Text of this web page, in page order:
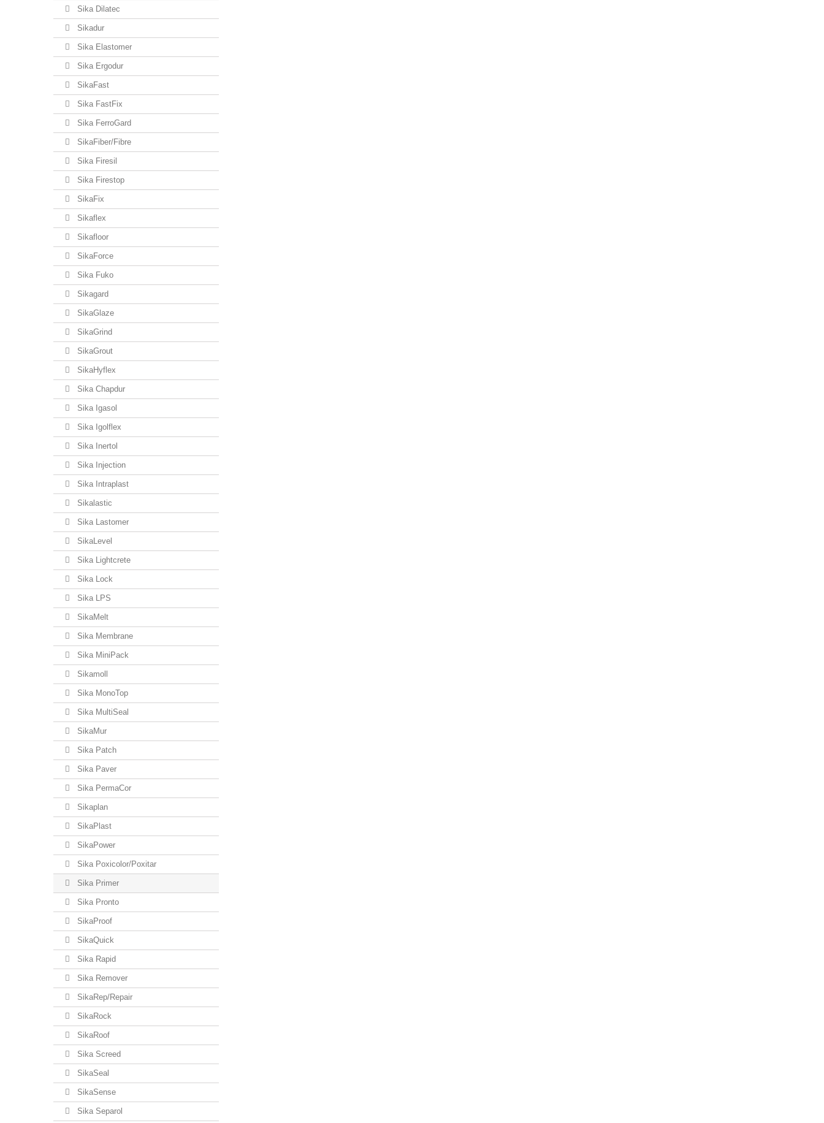
Sika Dilatec
Sikadur
Sika Elastomer
Sika Ergodur
SikaFast
Sika FastFix
Sika FerroGard
SikaFiber/Fibre
Sika Firesil
Sika Firestop
SikaFix
Sikaflex
Sikafloor
SikaForce
Sika Fuko
Sikagard
SikaGlaze
SikaGrind
SikaGrout
SikaHyflex
Sika Chapdur
Sika Igasol
Sika Igolflex
Sika Inertol
Sika Injection
Sika Intraplast
Sikalastic
Sika Lastomer
SikaLevel
Sika Lightcrete
Sika Lock
Sika LPS
SikaMelt
Sika Membrane
Sika MiniPack
Sikamoll
Sika MonoTop
Sika MultiSeal
SikaMur
Sika Patch
Sika Paver
Sika PermaCor
Sikaplan
SikaPlast
SikaPower
Sika Poxicolor/Poxitar
Sika Primer
Sika Pronto
SikaProof
SikaQuick
Sika Rapid
Sika Remover
SikaRep/Repair
SikaRock
SikaRoof
Sika Screed
SikaSeal
SikaSense
Sika Separol